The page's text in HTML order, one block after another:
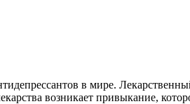
в мире.
возникает привыкание,